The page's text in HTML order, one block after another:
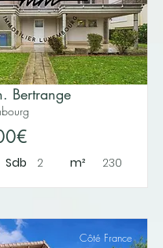
Bertrange
Sdb 2 m² 230
Côté France